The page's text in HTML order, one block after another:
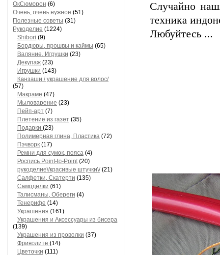
ОкСюморон (6)
Очень, очень нужное (51)
Полезные советы (31)
Рукоделие (1224)
Shibori (9)
Бордюры, прошвы и каймы (65)
Валяние, Игрушки (23)
Декупаж (23)
Игрушки (143)
Канзаши / украшение для волос/
(57)
Макраме (47)
Мыловарение (23)
Пейп-арт (7)
Плетение из газет (35)
Подарки (23)
Полимерная глина, Пластика (72)
Пэчворк (17)
Ремни для сумок, пояса (4)
Роспись Point-to-Point(20)
рукоделиe\/красивые штучки\/(21)
Салфетки, Скатерти (135)
Самоделки (61)
Талисманы, Обереги (4)
Тенерифе (14)
Украшения (161)
Украшения и Аксессуары из бисера
(139)
Украшения из проволки (37)
Фриволите (14)
Цветочки (111)
Случайно
техника
Любуйтесь ...